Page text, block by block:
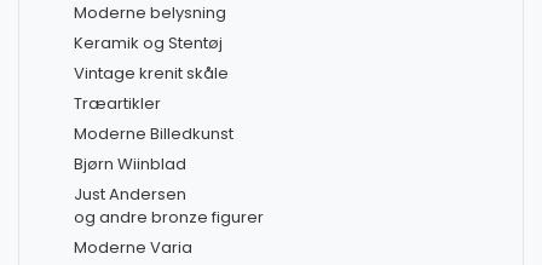
Moderne belysning
Keramik og Stentøj
Vintage krenit skåle
Træartikler
Moderne Billedkunst
Bjørn Wiinblad
Just Andersen
og andre bronze figurer
Moderne Varia